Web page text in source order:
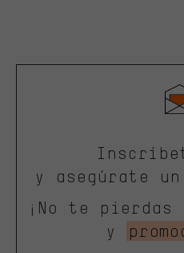
y asegúrate
¡No te pierdas
y